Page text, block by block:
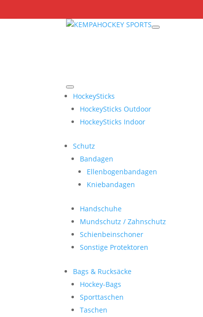
HockeySticks
HockeySticks Outdoor
HockeySticks Indoor
Schutz
Bandagen
Ellenbogenbandagen
Kniebandagen
Handschuhe
Mundschutz / Zahnschutz
Schienbeinschoner
Sonstige Protektoren
Bags & Rucksäcke
Hockey-Bags
Sporttaschen
Taschen